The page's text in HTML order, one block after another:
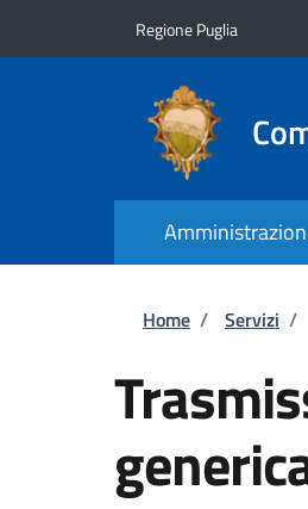
Regione Puglia
Briciole
Home / Servizi /